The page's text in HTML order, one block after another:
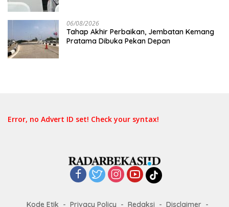
06/08/2026
Tahap Akhir Perbaikan, Jembatan Kemang
Pratama Dibuka Pekan Depan
Error, no Advert ID set! Check your syntax!
Kode Etik Privacy Policy Redaksi Disclaimer